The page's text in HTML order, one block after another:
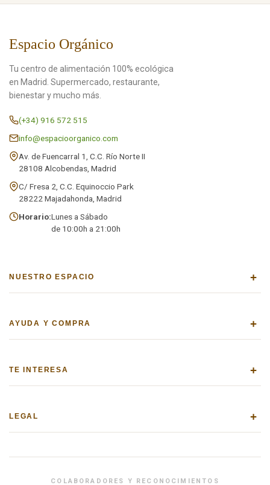
Espacio Orgánico
Tu centro de alimentación 100% ecológica
en Madrid. Supermercado, restaurante,
bienestar y mucho más.
(+34) 916 572 515
info@espacioorganico.com
Av. de Fuencarral 1, C.C. Río Norte II
28108 Alcobendas, Madrid
C/ Fresa 2, C.C. Equinoccio Park
28222 Majadahonda, Madrid
Horario:Lunes a Sábado
de 10:00h a 21:00h
NUESTRO ESPACIO +
AYUDA Y COMPRA +
TE INTERESA +
LEGAL +
COLABORADORES Y RECONOCIMIENTOS